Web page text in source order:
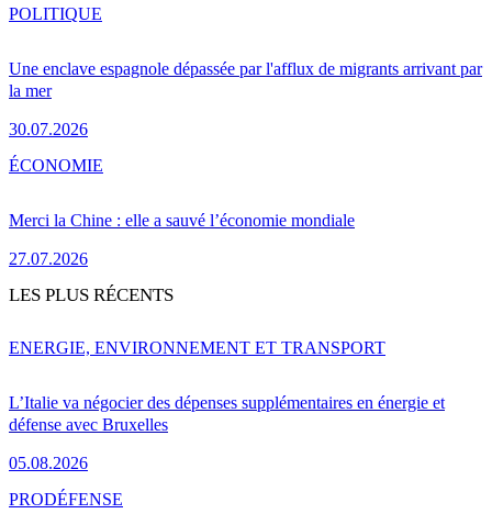
Une enclave espagnole dépassée par l'afflux de migrants arrivant par
la mer
30.07.2026
POLITIQUE
Merci la Chine : elle a sauvé l’économie mondiale
27.07.2026
ÉCONOMIE
LES PLUS RÉCENTS
L’Italie va négocier des dépenses supplémentaires en énergie et
défense avec Bruxelles
05.08.2026
ENERGIE, ENVIRONNEMENT ET TRANSPORT
PRODÉFENSE